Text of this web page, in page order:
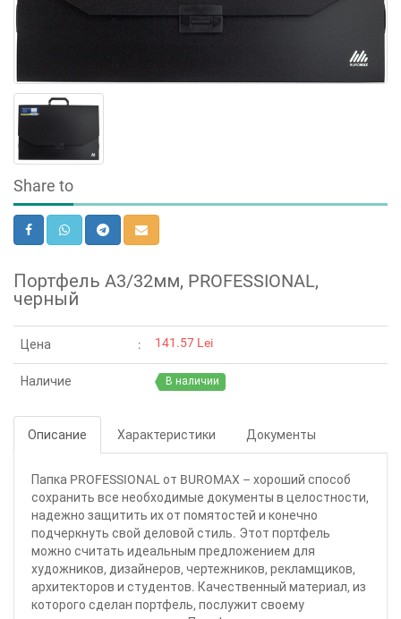
Share to
Портфель A3/32мм, PROFESSIONAL,
черный
Цена 141.57 Lei
Наличие В наличии
Описание Характеристики Документы
Папка PROFESSIONAL от BUROMAX – хороший способ
сохранить все необходимые документы в целостности,
надежно защитить их от помятостей и конечно
подчеркнуть свой деловой стиль. Этот портфель
можно считать идеальным предложением для
художников, дизайнеров, чертежников, рекламщиков,
архитекторов и студентов. Качественный материал, из
которого сделан портфель, послужит своему